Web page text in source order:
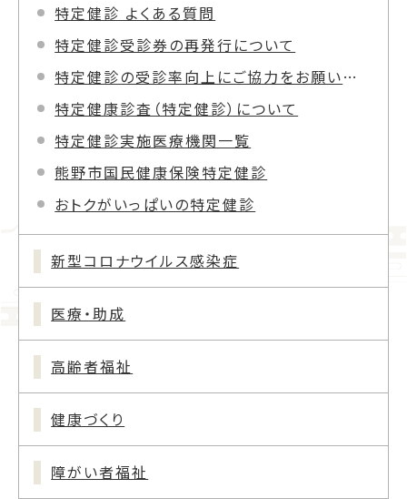
特定健診 よくある質問
特定健診受診券の再発行について
特定健診の受診率向上にご協力をお願いします
特定健康診査（特定健診）について
特定健診実施医療機関一覧
熊野市国民健康保険特定健診
おトクがいっぱいの特定健診
新型コロナウイルス感染症
医療・助成
高齢者福祉
健康づくり
障がい者福祉